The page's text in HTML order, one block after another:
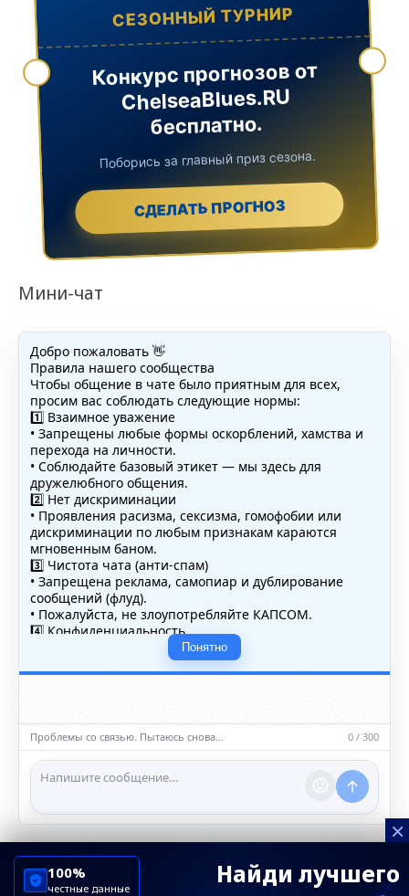
СЕЗОННЫЙ ТУРНИР
Конкурс прогнозов от
ChelseaBlues.RU
бесплатно.
Поборись за главный приз сезона.
СДЕЛАТЬ ПРОГНОЗ
Мини-чат
Добро пожаловать 👋
Правила нашего сообщества
Чтобы общение в чате было приятным для всех,
просим вас соблюдать следующие нормы:
1️⃣ Взаимное уважение
• Запрещены любые формы оскорблений, хамства и
перехода на личности.
• Соблюдайте базовый этикет — мы здесь для
дружелюбного общения.
2️⃣ Нет дискриминации
• Проявления расизма, сексизма, гомофобии или
дискриминации по любым признакам караются
мгновенным баном.
3️⃣ Чистота чата (анти-спам)
• Запрещена реклама, самопиар и дублирование
сообщений (флуд).
• Пожалуйста, не злоупотребляйте КАПСОМ.
4️⃣ Конфиденциальность
• Не публикуйте личные данные — свои или чужие
(телефоны, адреса, документы).
5️⃣ Уместность контента
насилию.
ℹ️ Модераторы и администраторы вправе удалять
сообщения и ограничивать доступ к чату при
нарушении правил.
Понятно
Проблемы со связью. Пытаюсь снова… 0 / 300
×
Найди лучшего
100%
честные данные